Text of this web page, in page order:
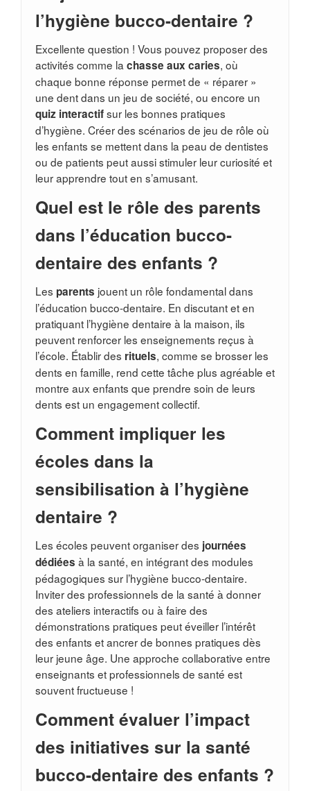
l’hygiène bucco-dentaire ?
Excellente question ! Vous pouvez proposer des
activités comme la chasse aux caries, où
chaque bonne réponse permet de « réparer »
une dent dans un jeu de société, ou encore un
quiz interactifsur les bonnes pratiques
d’hygiène. Créer des scénarios de jeu de rôle où
les enfants se mettent dans la peau de dentistes
ou de patients peut aussi stimuler leur curiosité et
leur apprendre tout en s’amusant.
Quel est le rôle des parents
dans l’éducation bucco-
dentaire des enfants ?
Les parents jouent un rôle fondamental dans
l’éducation bucco-dentaire. En discutant et en
pratiquant l’hygiène dentaire à la maison, ils
peuvent renforcer les enseignements reçus à
l’école. Établir des rituels, comme se brosser les
dents en famille, rend cette tâche plus agréable et
montre aux enfants que prendre soin de leurs
dents est un engagement collectif.
Comment impliquer les
écoles dans la
sensibilisation à l’hygiène
dentaire ?
Les écoles peuvent organiser des journées
dédiées à la santé, en intégrant des modules
pédagogiques sur l’hygiène bucco-dentaire.
Inviter des professionnels de la santé à donner
des ateliers interactifs ou à faire des
démonstrations pratiques peut éveiller l’intérêt
des enfants et ancrer de bonnes pratiques dès
leur jeune âge. Une approche collaborative entre
enseignants et professionnels de santé est
souvent fructueuse !
Comment évaluer l’impact
des initiatives sur la santé
bucco-dentaire des enfants ?